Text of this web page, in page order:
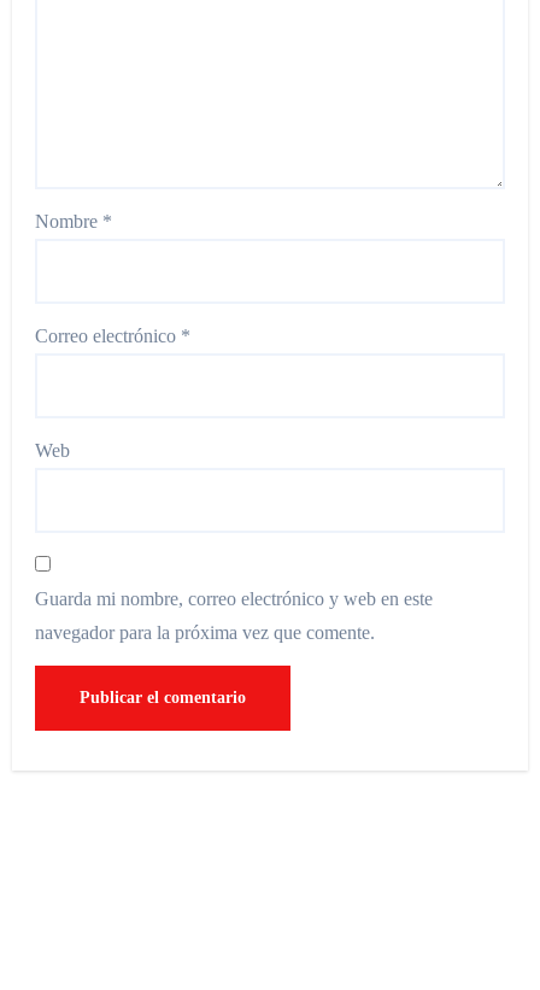
Nombre *
Correo electrónico *
Web
Guarda mi nombre, correo electrónico y web en este
navegador para la próxima vez que comente.